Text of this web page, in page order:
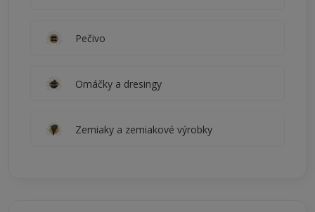
Pečivo
Omáčky a dresingy
Zemiaky a zemiakové výrobky